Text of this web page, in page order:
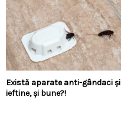
Există aparate anti-gândaci și
ieftine, și bune?!